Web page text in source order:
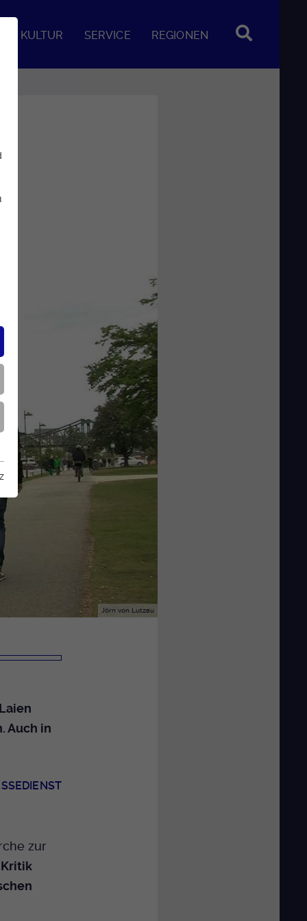
KULTUR SERVICE REGIONEN
Jörn von Lutzau
Auch in
zur
Kritik